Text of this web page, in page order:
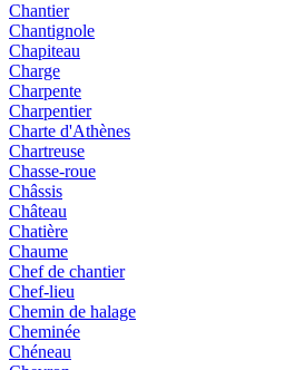
Chantier
Chantignole
Chapiteau
Charge
Charpente
Charpentier
Charte d'Athènes
Chartreuse
Chasse-roue
Châssis
Château
Chatière
Chaume
Chef de chantier
Chef-lieu
Chemin de halage
Cheminée
Chéneau